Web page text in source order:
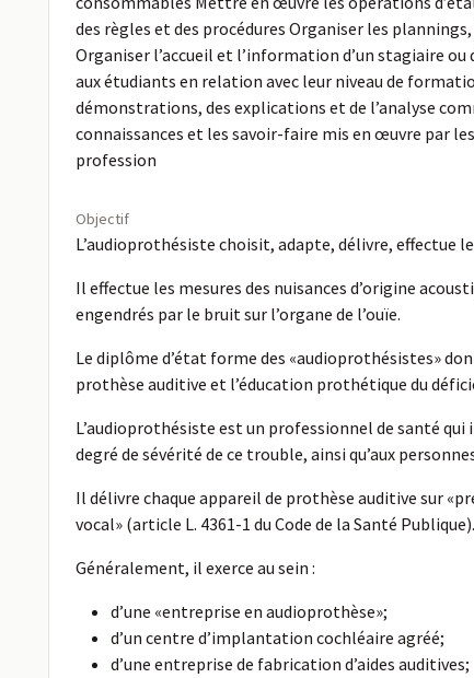
des règles et des procédures Organiser les
Organiser l’accueil et l’information d’un stagiaire
aux étudiants en relation avec leur niveau de
démonstrations, des explications et de l’analyse
connaissances et les savoir-faire mis en œuvre par
profession
Objectif
L’audioprothésiste choisit, adapte, délivre,
Il effectue les mesures des nuisances d’origine
engendrés par le bruit sur l’organe de l’ouïe.
Le diplôme d’état forme des «audioprothésistes»
prothèse auditive et l’éducation prothétique du
L’audioprothésiste est un professionnel de santé
degré de sévérité de ce trouble, ainsi qu’aux
Il délivre chaque appareil de prothèse auditive sur
vocal» (article L. 4361-1 du Code de la Santé Publique).
Généralement, il exerce au sein :
d’une «entreprise en audioprothèse»;
d’un centre d’implantation cochléaire agréé;
d’une entreprise de fabrication d’aides auditives;